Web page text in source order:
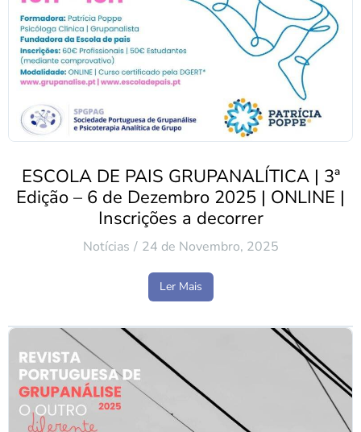
ESCOLA DE PAIS GRUPANALÍTICA | 3ª
Edição – 6 de Dezembro 2025 | ONLINE |
Inscrições a decorrer
Notícias 24 de Novembro, 2025
Ler Mais